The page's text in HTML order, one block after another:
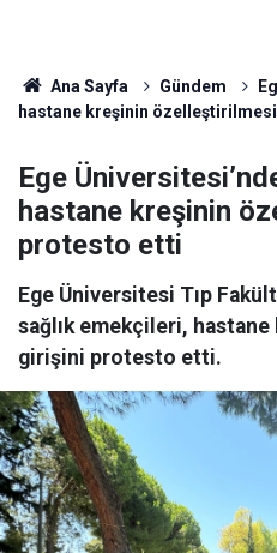
Ana Sayfa Gündem
hastane kreşinin
Ege
hastane kreşinin
protesto etti
Ege Üniversitesi Tıp
sağlık emekçileri,
girişini protesto etti.